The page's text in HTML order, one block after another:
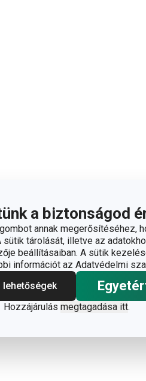
a biztonságod
annak megerősítéséhez,
sütik tárolását, illetve az
beállításaiban. A sütik
információt az Adatvédelmi
lehetőségek
Hozzájárulás megtagadása itt.